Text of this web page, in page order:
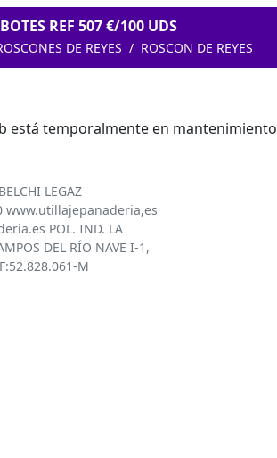
REF 507 €/100 UDS
DE REYES ROSCON DE REYES
está temporalmente en
LEGAZ
www.utillajepanaderia,es
POL. IND. LA
DEL RÍO NAVE I-1,
M